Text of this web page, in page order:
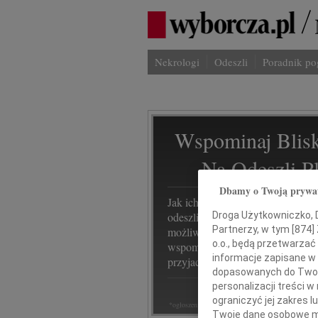
Nekrologi Odeszli Poradnik
Wspominaj
Na
Jak ich zapamiętaliśmy? Serwis
odeszli.pl z Grupy Wyborcza, to
możliwość stworzenia unikalnego
wspomnienia. Dziel się nim z
przyjaciółmi.
*ogłoszenie
Dbamy o Twoją
Droga Użytkowniczko,
Partnerzy, w tym [ 874
o.o., będą
informacje zapisane
dopasowanych do
personalizacji treści w
ograniczyć jej zakres
Twoje dane osobowe